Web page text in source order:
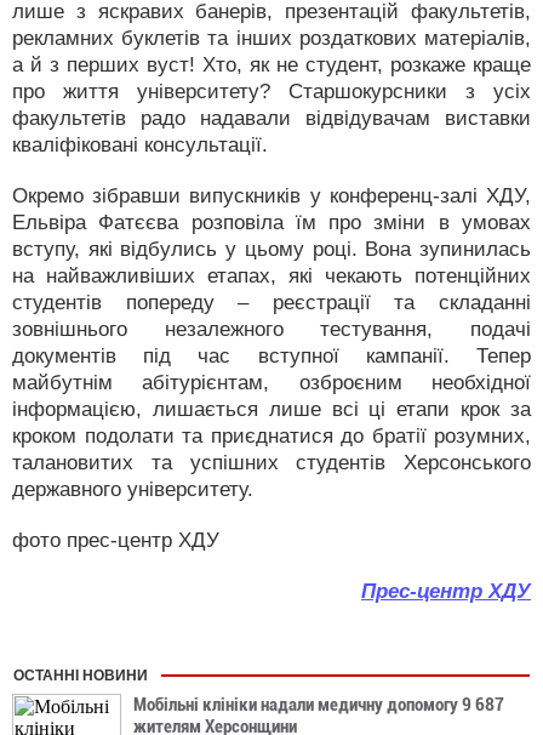
лише з яскравих банерів, презентацій факультетів,
рекламних буклетів та інших роздаткових матеріалів,
а й з перших вуст! Хто, як не студент, розкаже краще
про життя університету? Старшокурсники з усіх
факультетів радо надавали відвідувачам виставки
кваліфіковані консультації.
Окремо зібравши випускників у конференц-залі ХДУ,
Ельвіра Фатєєва розповіла їм про зміни в умовах
вступу, які відбулись у цьому році. Вона зупинилась
на найважливіших етапах, які чекають потенційних
студентів попереду – реєстрації та складанні
зовнішнього незалежного тестування, подачі
документів під час вступної кампанії. Тепер
майбутнім абітурієнтам, озброєним необхідної
інформацією, лишається лише всі ці етапи крок за
кроком подолати та приєднатися до братії розумних,
талановитих та успішних студентів Херсонського
державного університету.
фото прес-центр ХДУ
Прес-центр ХДУ
ОСТАННІ НОВИНИ
Мобільні клініки надали медичну допомогу 9 687
жителям Херсонщини